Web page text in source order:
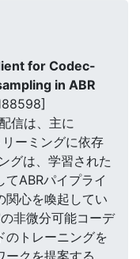
for Codec-
in ABR
信は、主に
ーミングに依存
グは、学習された
ABRパイプライ
関心を喚起してい
非微分可能コーデ
のトレーニングを
クを提案する。